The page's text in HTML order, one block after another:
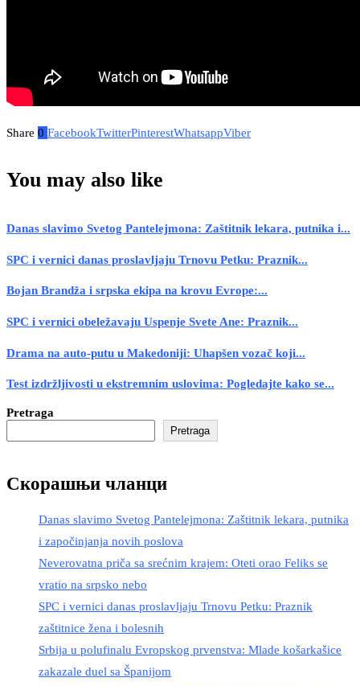
Share 0 FacebookTwitterPinterestWhatsappViber
You may also like
Danas slavimo Svetog Pantelejmona: Zaštitnik lekara, putnika i...
SPC i vernici danas proslavljaju Trnovu Petku: Praznik...
Bojan Brandža i srpska ekipa na krovu Evrope:...
SPC i vernici obeležavaju Uspenje Svete Ane: Praznik...
Drama na auto-putu u Makedoniji: Uhapšen vozač koji...
Test izdržljivosti u ekstremnim uslovima: Pogledajte kako se...
Pretraga
Pretraga
Скорашњи чланци
Danas slavimo Svetog Pantelejmona: Zaštitnik lekara, putnika
i započinjanja novih poslova
Neverovatna priča sa srećnim krajem: Oteti orao Feliks se
vratio na srpsko nebo
SPC i vernici danas proslavljaju Trnovu Petku: Praznik
zaštitnice žena i bolesnih
Srbija u polufinalu Evropskog prvenstva: Mlade košarkašice
zakazale duel sa Španijom